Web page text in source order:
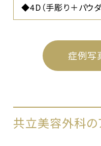
◆4D（手彫り＋パウ
症例写
共立美容外科の